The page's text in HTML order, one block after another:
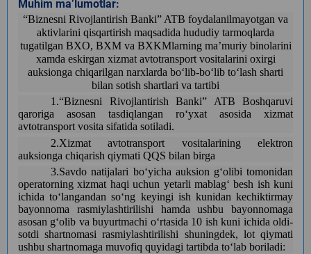
Muhim ma’lumotlar:
“Biznesni Rivojlantirish Banki” ATB foydalanilmayotgan va
aktivlarini qisqartirish maqsadida hududiy tarmoqlarda
tugatilgan BXO, BXM va BXKMlarning maʼmuriy binolarini
xamda eskirgan xizmat avtotransport vositalarini oxirgi
auksionga chiqarilgan narxlarda boʻlib-boʻlib toʻlash sharti
bilan sotish shartlari va tartibi
1.“Biznesni Rivojlantirish Banki” ATB Boshqaruvi
qaroriga asosan tasdiqlangan roʻyxat asosida xizmat
avtotransport vosita sifatida sotiladi.
2.Xizmat avtotransport vositalarining elektron
auksionga chiqarish qiymati QQS bilan birga
3.Savdo natijalari boʻyicha auksion gʻolibi tomonidan
operatorning xizmat haqi uchun yetarli mablagʻ besh ish kuni
ichida toʻlangandan soʻng keyingi ish kunidan kechiktirmay
bayonnoma rasmiylashtirilishi hamda ushbu bayonnomaga
asosan gʻolib va buyurtmachi oʻrtasida 10 ish kuni ichida oldi-
sotdi shartnomasi rasmiylashtirilishi shuningdek, lot qiymati
ushbu shartnomaga muvofiq quyidagi tartibda toʻlab boriladi: